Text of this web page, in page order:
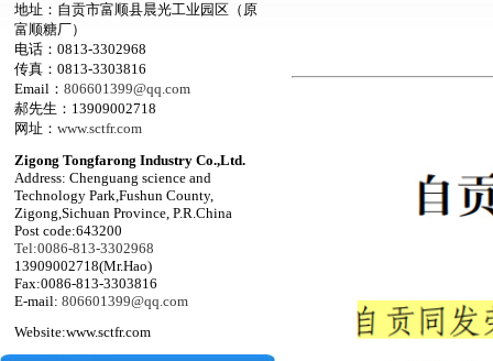
地址：自贡市富顺县晨光工业园区（原
富顺糖厂）
电话：0813-3302968
传真：0813-3303816
Email： 806601399@qq.com
郝先生：13909002718
网址： www.sctfr.com
Zigong Tongfarong Industry Co.,Ltd.
Address: Chenguang science and
Technology Park,Fushun County,
Zigong,Sichuan Province, P.R.China
Post code:643200
Tel:0086-813-3302968
13909002718(Mr.Hao)
Fax:0086-813-3303816
E-mail: 806601399@qq.com
Website:www.sctfr.com